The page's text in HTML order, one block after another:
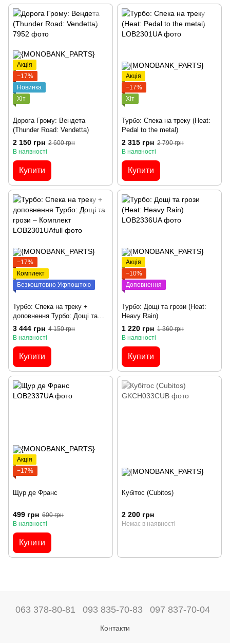
Акція
−17%
Новинка
Хіт
Дорога Грому: Вендета
(Thunder Road: Vendetta)
2 150 грн 2 600 грн
В наявності
Купити
Акція
−17%
Хіт
Турбо: Спека на треку (Heat:
Pedal to the metal)
2 315 грн 2 790 грн
В наявності
Купити
−17%
Комплект
Безкоштовно Укрпоштою
Турбо: Спека на треку +
доповнення Турбо: Дощі та
грози – Комплект
3 444 грн 4 150 грн
В наявності
Купити
Акція
−10%
Доповнення
Турбо: Дощі та грози (Heat:
Heavy Rain)
1 220 грн 1 360 грн
В наявності
Купити
Акція
−17%
Щур де Франс
499 грн 600 грн
В наявності
Купити
Кубітос (Cubitos)
2 200 грн
Немає в наявності
063 378-80-81 093 835-70-83 097 837-70-04
Контакти